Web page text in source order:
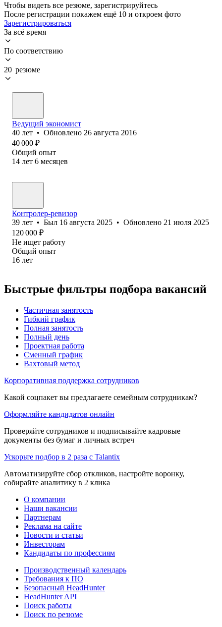
Чтобы видеть все резюме, зарегистрируйтесь
После регистрации покажем ещё 10 и откроем фото
Зарегистрироваться
За всё время
По соответствию
20 резюме
Ведущий экономист
40 лет • Обновлено 26 августа 2016
40 000 ₽
Общий опыт
14 лет 6 месяцев
Контролер-ревизор
39 лет • Был 16 августа 2025 • Обновлено 21 июля 2025
120 000 ₽
Не ищет работу
Общий опыт
16 лет
Быстрые фильтры подбора вакансий
Частичная занятость
Гибкий график
Полная занятость
Полный день
Проектная работа
Сменный график
Вахтовый метод
Корпоративная поддержка сотрудников
Какой соцпакет вы предлагаете семейным сотрудникам?
Оформляйте кандидатов онлайн
Проверяйте сотрудников и подписывайте кадровые
документы без бумаг и личных встреч
Ускорьте подбор в 2 раза с Talantix
Автоматизируйте сбор откликов, настройте воронку,
собирайте аналитику в 2 клика
О компании
Наши вакансии
Партнерам
Реклама на сайте
Новости и статьи
Инвесторам
Кандидаты по профессиям
Производственный календарь
Требования к ПО
Безопасный HeadHunter
HeadHunter API
Поиск работы
Поиск по резюме